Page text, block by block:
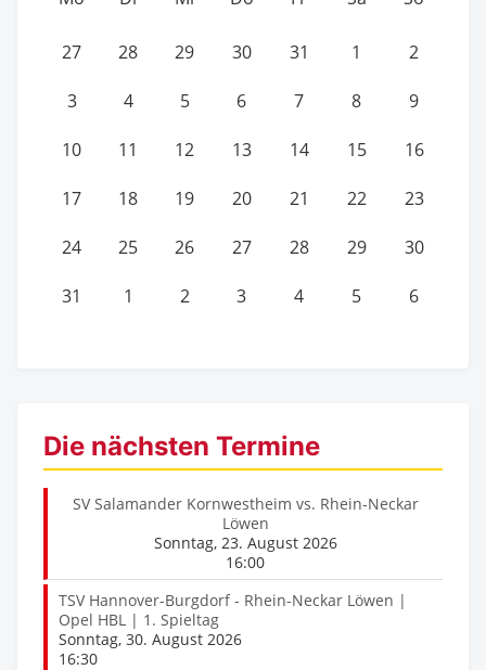
27 28 29 30 31 1 2
3 4 5 6 7 8 9
10 11 12 13 14 15 16
17 18 19 20 21 22 23
24 25 26 27 28 29 30
31 1 2 3 4 5 6
Die nächsten Termine
SV Salamander Kornwestheim vs. Rhein-Neckar
Löwen
Sonntag, 23. August 2026
16:00
TSV Hannover-Burgdorf - Rhein-Neckar Löwen |
Opel HBL | 1. Spieltag
Sonntag, 30. August 2026
16:30